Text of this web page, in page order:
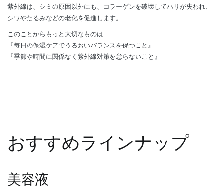
紫外線は、シミの原因以外にも、コラーゲンを破壊してハリが失われ、
シワやたるみなどの老化を促進します。
このことからもっと大切なものは
『毎日の保湿ケアでうるおいバランスを保つこと』
『季節や時間に関係なく紫外線対策を怠らないこと』
おすすめラインナップ
美容液